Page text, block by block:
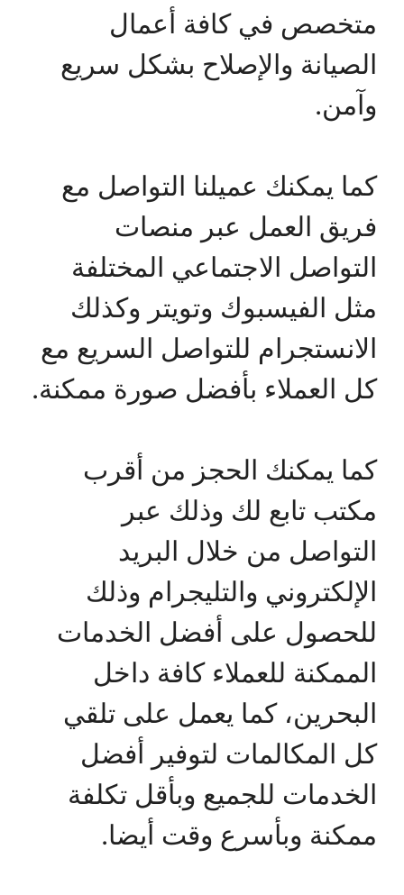
متخصص في كافة أعمال
الصيانة والإصلاح بشكل سريع
وآمن.
كما يمكنك عميلنا التواصل مع
فريق العمل عبر منصات
التواصل الاجتماعي المختلفة
مثل الفيسبوك وتويتر وكذلك
الانستجرام للتواصل السريع مع
كل العملاء بأفضل صورة ممكنة.
كما يمكنك الحجز من أقرب
مكتب تابع لك وذلك عبر
التواصل من خلال البريد
الإلكتروني والتليجرام وذلك
للحصول على أفضل الخدمات
الممكنة للعملاء كافة داخل
البحرين، كما يعمل على تلقي
كل المكالمات لتوفير أفضل
الخدمات للجميع وبأقل تكلفة
ممكنة وبأسرع وقت أيضا.